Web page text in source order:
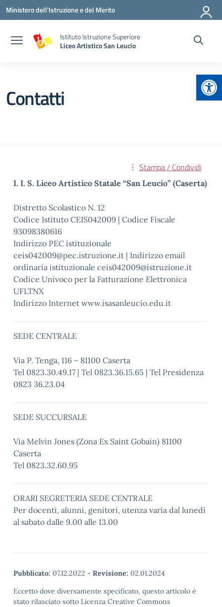
Vai ai contenuti
Vai al menu di navigazione
Vai al footer
Ministero dell'Istruzione e del Merito
Istituto Istruzione Superiore
Liceo Artistico San Leucio
Contatti
Stampa / Condividi
I. I. S. Liceo Artistico Statale “San Leucio” (Caserta)
Distretto Scolastico N. 12
Codice Istituto CEIS042009 | Codice Fiscale
93098380616
Indirizzo PEC istituzionale
ceis042009@pec.istruzione.it | Indirizzo email
ordinaria istituzionale ceis042009@istruzione.it
Codice Univoco per la Fatturazione Elettronica
UFLTNX
Indirizzo Internet www.isasanleucio.edu.it
SEDE CENTRALE
Via P. Tenga, 116 – 81100 Caserta
Tel 0823.30.49.17 | Tel 0823.36.15.65 | Tel Presidenza
0823 36.23.04
SEDE SUCCURSALE
Via Melvin Jones (Zona Ex Saint Gobain) 81100
Caserta
Tel 0823.32.60.95
ORARI SEGRETERIA SEDE CENTRALE
Per docenti, alunni, genitori, utenza varia dal lunedì
al sabato dalle 9.00 alle 13.00
Pubblicato: 07.12.2022 - Revisione: 02.01.2024
Eccetto dove diversamente specificato, questo articolo è
stato rilasciato sotto Licenza Creative Commons